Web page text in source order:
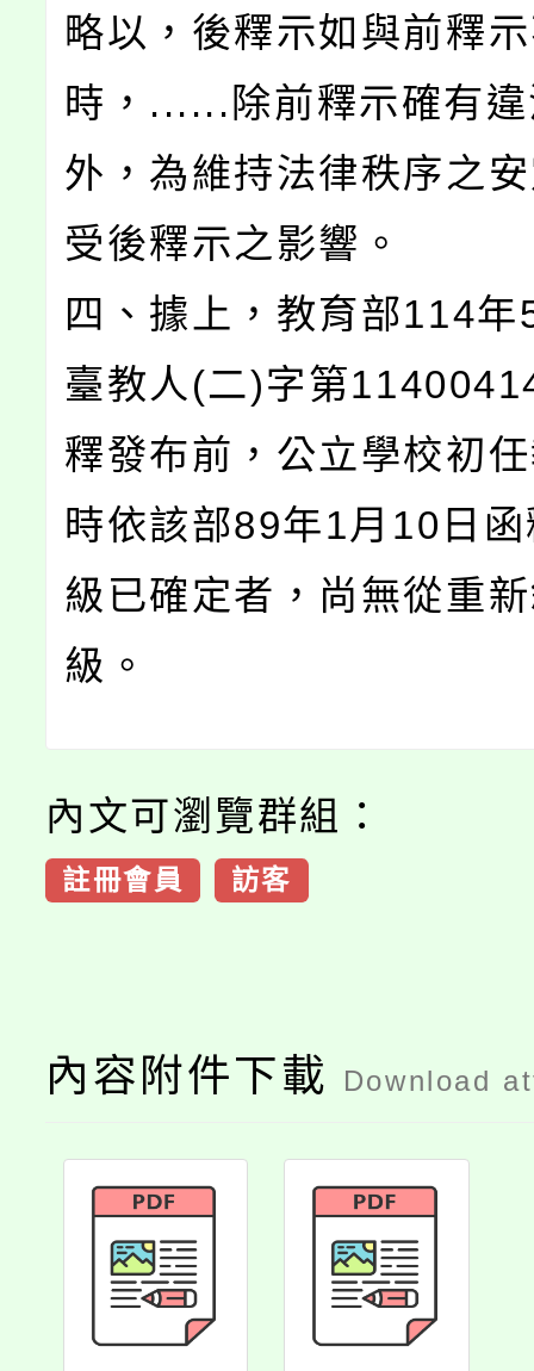
略以，後釋示如與前釋
時，......除前釋示確有
外，為維持法律秩序之
受後釋示之影響。
四、據上，教育部114年
臺教人(二)字第
釋發布前，公立學校初
時依該部89年1月10日
級已確定者，尚無從重
級。
內文可瀏覽群組：
註冊會員 訪客
內容附件下載 Download